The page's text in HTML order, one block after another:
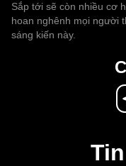
Sắp tới sẽ còn nhiều cơ
hoan nghênh mọi người
sáng kiến này.